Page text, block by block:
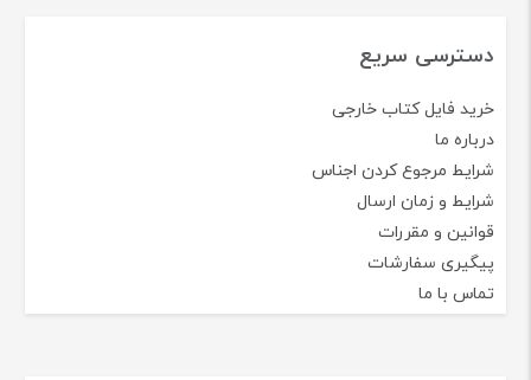
دسترسی سریع
خرید فایل کتاب خارجی
درباره ما
شرایط مرجوع کردن اجناس
شرایط و زمان ارسال
قوانین و مقررات
پیگیری سفارشات
تماس با ما